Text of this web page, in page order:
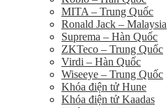
MITA – Trung Quốc
Ronald Jack – Malaysia
Suprema – Hàn Quốc
ZKTeco – Trung Quốc
Virdi – Hàn Quốc
Wiseeye – Trung Quốc
Khóa điện tử Hune
Khóa điện tử Kaadas